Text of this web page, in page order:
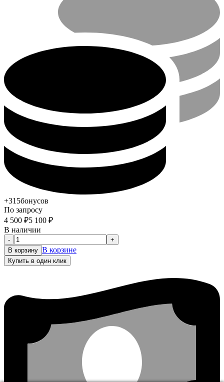
+315бонусов
По запросу
4 500 ₽5 100 ₽
В наличии
-
+
В корзину В корзине
Купить в один клик